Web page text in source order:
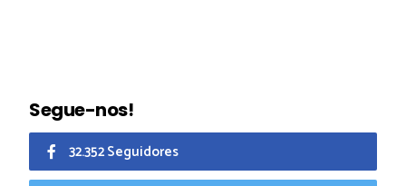
Segue-nos!
32.352 Seguidores